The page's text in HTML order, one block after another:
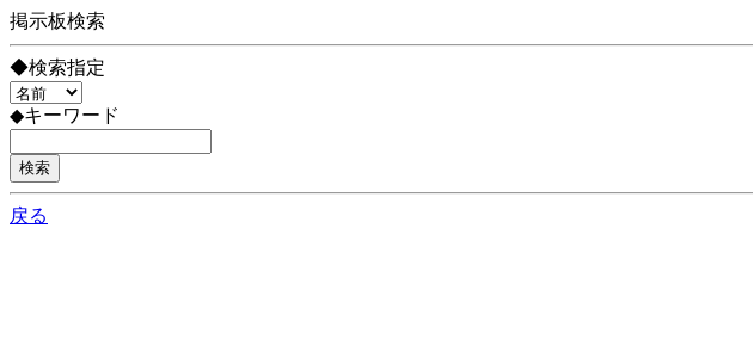
掲示板検索
◆検索指定
◆キーワード
戻る